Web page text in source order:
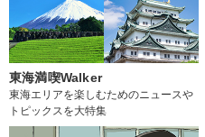
東海満喫Walker
東海エリアを楽しむためのニュースや
トピックスを大特集